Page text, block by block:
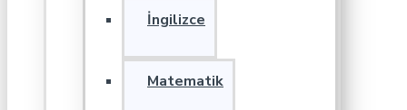
İngilizce
Matematik